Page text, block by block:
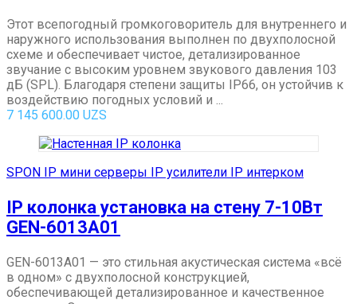
Этот всепогодный громкоговоритель для внутреннего и
наружного использования выполнен по двухполосной
схеме и обеспечивает чистое, детализированное
звучание с высоким уровнем звукового давления 103
дБ (SPL). Благодаря степени защиты IP66, он устойчив к
воздействию погодных условий и ...
7 145 600.00 UZS
SPON IP мини серверы IP усилители IP интерком
IP колонка установка на стену 7-10Вт
GEN-6013A01
GEN-6013A01 — это стильная акустическая система «всё
в одном» с двухполосной конструкцией,
обеспечивающей детализированное и качественное